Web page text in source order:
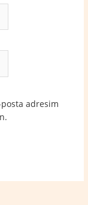
posta adresim